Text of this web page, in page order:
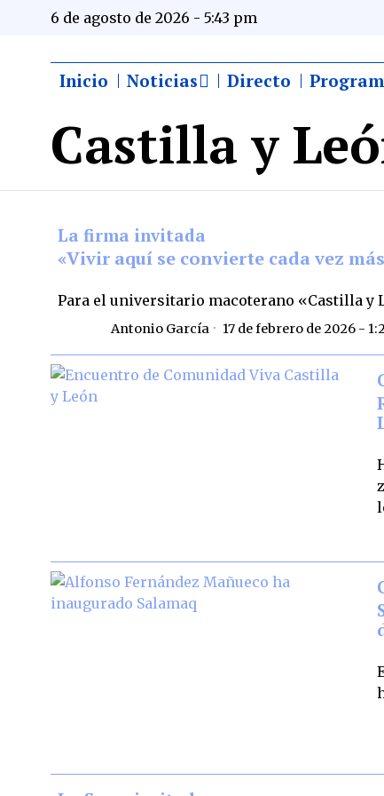
6 de agosto de 2026 - 5:43 pm
Inicio Noticias Directo
Castilla y
La firma invitada
«Vivir aquí se convierte cada vez
Para el universitario macoterano «Castilla y
Antonio García 17 de febrero de 2026 -